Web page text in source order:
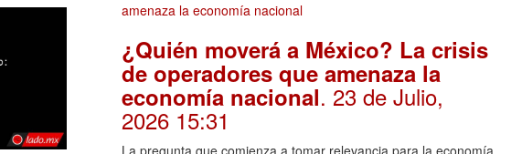
¿Quién moverá a México? La crisis
de operadores que amenaza la
economía nacional. 23 de Julio,
2026 15:31
La pregunta que comienza a tomar relevancia para la economía